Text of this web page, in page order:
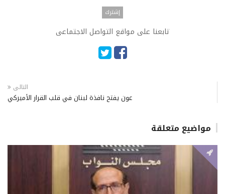
تابعنا على مواقع التواصل الاجتماعى
التالى
عون يفتح نافذة لبنان في قلب القرار الأميركي
مواضيع متعلقة